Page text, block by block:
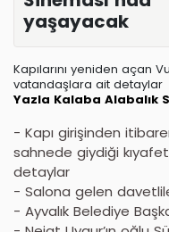
yaşayacak
Kapılarını yeniden açan
vatandaşlara ait detaylar
Yazla Kalaba Alabalık
- Kapı girişinden
sahnede giydiği
detaylar
- Salona gelen
- Ayvalık Belediye